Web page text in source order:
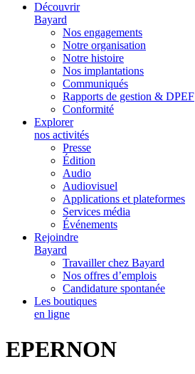
Découvrir
Bayard
Nos engagements
Notre organisation
Notre histoire
Nos implantations
Communiqués
Rapports de gestion & DPEF
Conformité
Explorer
nos activités
Presse
Édition
Audio
Audiovisuel
Applications et plateformes
Services média
Événements
Rejoindre
Bayard
Travailler chez Bayard
Nos offres d’emplois
Candidature spontanée
Les boutiques
en ligne
EPERNON